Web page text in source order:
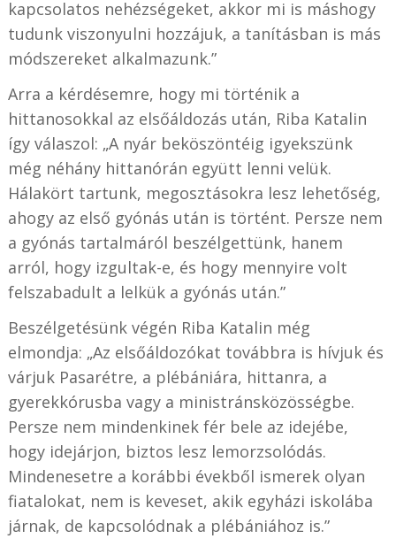
kapcsolatos nehézségeket, akkor mi is máshogy
tudunk viszonyulni hozzájuk, a tanításban is más
módszereket alkalmazunk.”
Arra a kérdésemre, hogy mi történik a
hittanosokkal az elsőáldozás után, Riba Katalin
így válaszol: „A nyár beköszöntéig igyekszünk
még néhány hittanórán együtt lenni velük.
Hálakört tartunk, megosztásokra lesz lehetőség,
ahogy az első gyónás után is történt. Persze nem
a gyónás tartalmáról beszélgettünk, hanem
arról, hogy izgultak-e, és hogy mennyire volt
felszabadult a lelkük a gyónás után.”
Beszélgetésünk végén Riba Katalin még
elmondja: „Az elsőáldozókat továbbra is hívjuk és
várjuk Pasarétre, a plébániára, hittanra, a
gyerekkórusba vagy a ministránsközösségbe.
Persze nem mindenkinek fér bele az idejébe,
hogy idejárjon, biztos lesz lemorzsolódás.
Mindenesetre a korábbi évekből ismerek olyan
fiatalokat, nem is keveset, akik egyházi iskolába
járnak, de kapcsolódnak a plébániához is.”